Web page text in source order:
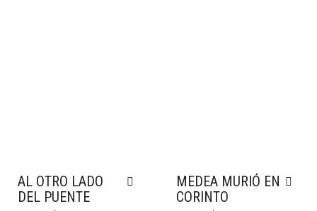
AL OTRO LADO
DEL PUENTE
MEDEA MURIÓ EN
CORINTO